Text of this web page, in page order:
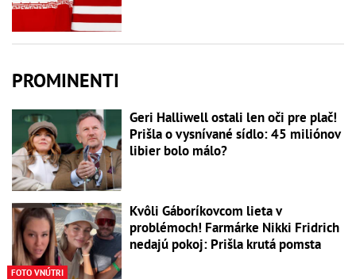
PROMINENTI
Geri Halliwell ostali len oči pre plač!
Prišla o vysnívané sídlo: 45 miliónov
libier bolo málo?
FOTO VNÚTRI
Kvôli Gáboríkovcom lieta v
problémoch! Farmárke Nikki Fridrich
nedajú pokoj: Prišla krutá pomsta